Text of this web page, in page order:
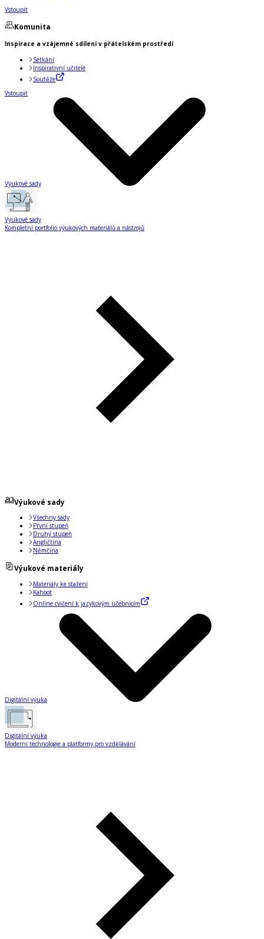
Vstoupit
Komunita
Inspirace a vzájemné sdílení v přátelském prostředí
Setkání
Inspirativní učitelé
Soutěže
Vstoupit
Výukové sady
Výukové sady
Kompletní portfolio výukových materiálů a nástrojů
Výukové sady
Všechny sady
První stupeň
Druhý stupeň
Angličtina
Němčina
Výukové materiály
Materiály ke stažení
Kahoot
Online cvičení k jazykovým učebnicím
Digitální výuka
Digitální výuka
Moderní technologie a platformy pro vzdělávání